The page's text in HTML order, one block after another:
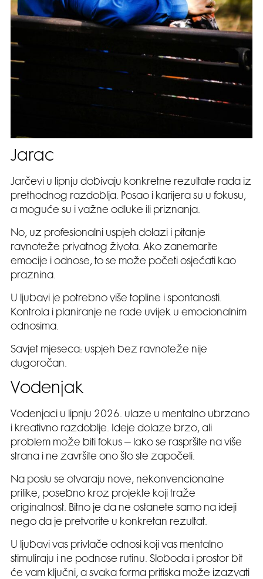
Jarac
Jarčevi u lipnju dobivaju konkretne rezultate rada iz
prethodnog razdoblja. Posao i karijera su u fokusu,
a moguće su i važne odluke ili priznanja.
No, uz profesionalni uspjeh dolazi i pitanje
ravnoteže privatnog života. Ako zanemarite
emocije i odnose, to se može početi osjećati kao
praznina.
U ljubavi je potrebno više topline i spontanosti.
Kontrola i planiranje ne rade uvijek u emocionalnim
odnosima.
Savjet mjeseca: uspjeh bez ravnoteže nije
dugoročan.
Vodenjak
Vodenjaci u lipnju 2026. ulaze u mentalno ubrzano
i kreativno razdoblje. Ideje dolaze brzo, ali
problem može biti fokus – lako se raspršite na više
strana i ne završite ono što ste započeli.
Na poslu se otvaraju nove, nekonvencionalne
prilike, posebno kroz projekte koji traže
originalnost. Bitno je da ne ostanete samo na ideji
nego da je pretvorite u konkretan rezultat.
U ljubavi vas privlače odnosi koji vas mentalno
stimuliraju i ne podnose rutinu. Sloboda i prostor bit
će vam ključni, a svaka forma pritiska može izazvati